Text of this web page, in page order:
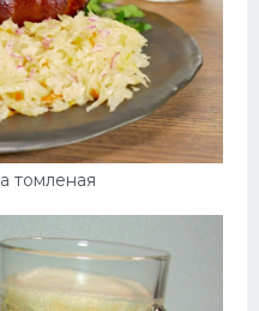
томленая